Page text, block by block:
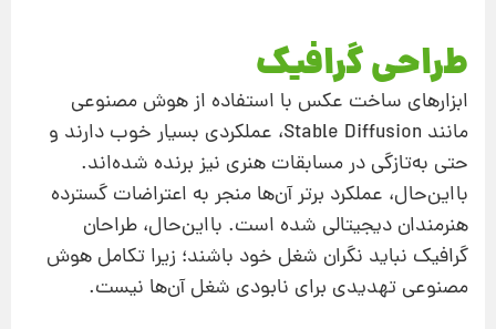
طراحی گرافیک
ابزارهای ساخت عکس با استفاده از هوش مصنوعی
مانند Stable Diffusion، عملکردی بسیار خوب دارند و
حتی به‌تازگی در مسابقات هنری نیز برنده شده‌اند.
بااین‌حال، عملکرد برتر آن‌ها منجر به اعتراضات گسترده
هنرمندان دیجیتالی شده است. بااین‌حال، طراحان
گرافیک نباید نگران شغل خود باشند؛ زیرا تکامل هوش
مصنوعی تهدیدی برای نابودی شغل آن‌ها نیست.